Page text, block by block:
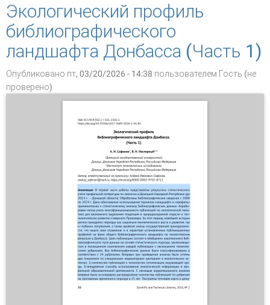
Экологический профиль
библиографического
ландшафта Донбасса (Часть 1)
Опубликовано пт, 03/20/2026 - 14:38 пользователем Гость (не
проверено)